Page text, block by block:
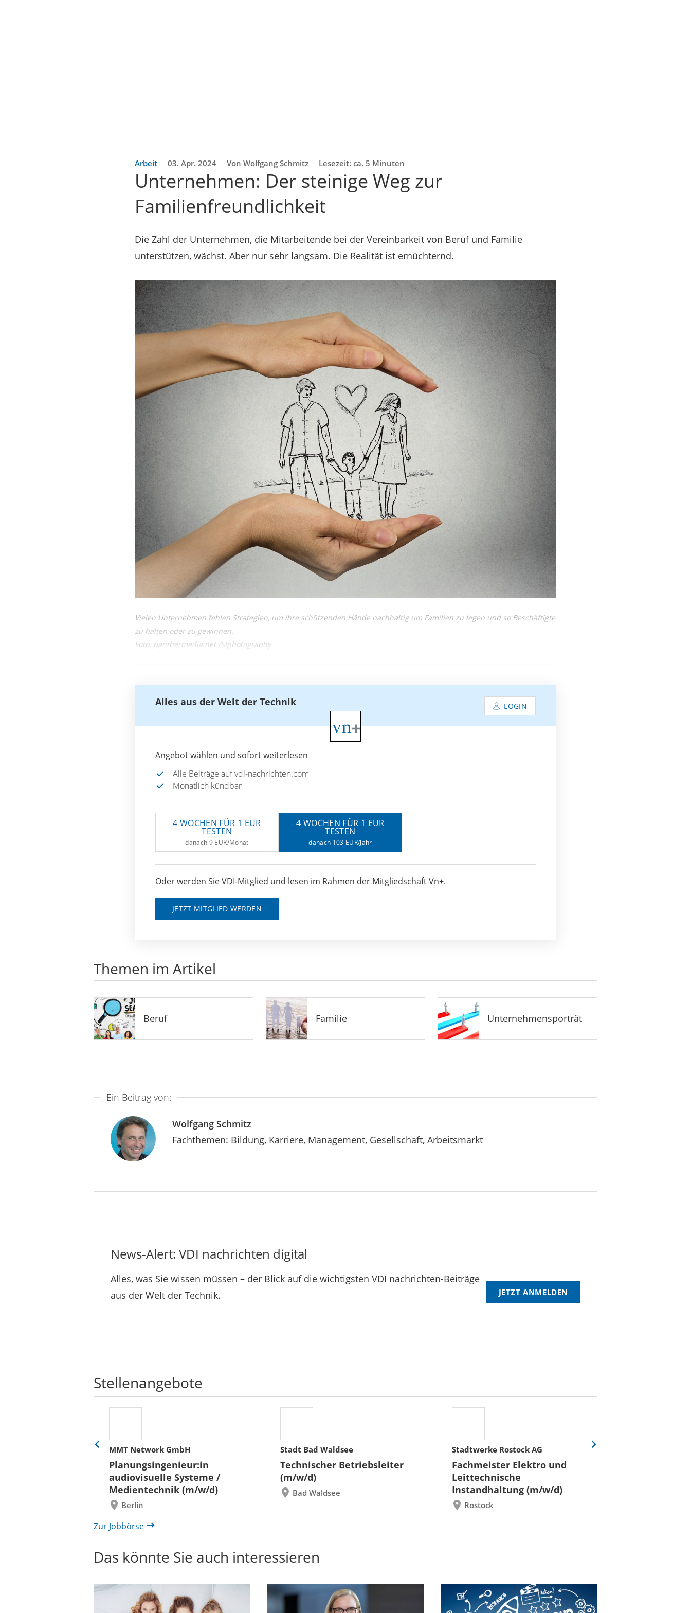
Arbeit 03. Apr. 2024 Von Wolfgang Schmitz Lesezeit: ca. 5 Minuten
Unternehmen: Der steinige Weg zur
Familienfreundlichkeit
Die Zahl der Unternehmen, die Mitarbeitende bei der Vereinbarkeit von Beruf und Familie
unterstützen, wächst. Aber nur sehr langsam. Die Realität ist ernüchternd.
Vielen Unternehmen fehlen Strategien, um ihre schützenden Hände nachhaltig um Familien zu legen und so Beschäftigte
zu halten oder zu gewinnen.
Foto: panthermedia.net /SIphotography
Alles aus der Welt der Technik LOGIN
Angebot wählen und sofort weiterlesen
Alle Beiträge auf vdi-nachrichten.com
Monatlich kündbar
4 WOCHEN FÜR 1 EUR
TESTEN
danach 9 EUR/Monat
4 WOCHEN FÜR 1 EUR
TESTEN
danach 103 EUR/Jahr
Oder werden Sie VDI-Mitglied und lesen im Rahmen der Mitgliedschaft Vn+.
JETZT MITGLIED WERDEN
Themen im Artikel
Beruf Familie Unternehmensporträt
Ein Beitrag von:
Wolfgang Schmitz
Fachthemen: Bildung, Karriere, Management, Gesellschaft, Arbeitsmarkt
News-Alert: VDI nachrichten digital
Alles, was Sie wissen müssen – der Blick auf die wichtigsten VDI nachrichten-Beiträge
aus der Welt der Technik.
JETZT ANMELDEN
Stellenangebote
MMT Network GmbH
Planungsingenieur:in
audiovisuelle Systeme /
Medientechnik (m/w/d)
Berlin
Stadt Bad Waldsee
Technischer Betriebsleiter
(m/w/d)
Bad Waldsee
Stadtwerke Rostock AG
Fachmeister Elektro und
Leittechnische
Instandhaltung (m/w/d)
Rostock
Eine
zurück
Eine
Zur Jobbörse
Das könnte Sie auch interessieren